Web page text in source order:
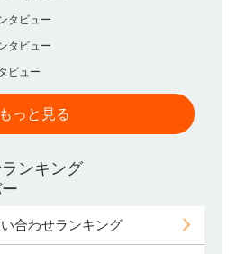
もっと見る
ンキング
合わせランキング